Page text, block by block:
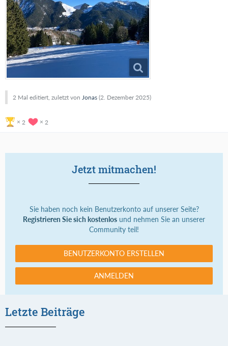
2 Mal editiert, zuletzt von Jonas (2. Dezember 2025)
2 2
Jetzt mitmachen!
Sie haben noch kein Benutzerkonto auf unserer Seite?
Registrieren Sie sich kostenlos und nehmen Sie an unserer
Community teil!
BENUTZERKONTO ERSTELLEN
ANMELDEN
Letzte Beiträge